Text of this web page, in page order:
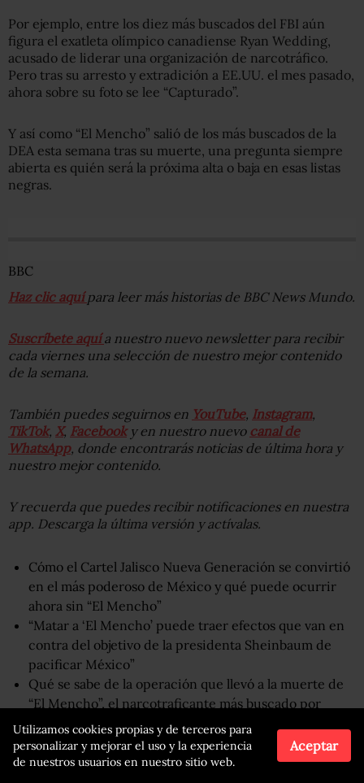
Por ejemplo, entre los diez más buscados del FBI aún
figura el exatleta olímpico canadiense Ryan Wedding,
acusado de liderar una organización de narcotráfico.
Pero tras su arresto y extradición a EE.UU. el mes pasado,
ahora sobre su foto se lee “Capturado”.
Y así como “El Mencho” salió de los más buscados de la
DEA esta semana tras su muerte, una pregunta siempre
abierta es quién será la próxima alta o baja en esas listas
negras.
BBC
Haz clic aquípara leer más historias de BBC News Mundo.
Suscríbete aquía nuestro nuevo newsletter para recibir
cada viernes una selección de nuestro mejor contenido
de la semana.
También puedes seguirnos en YouTube, Instagram,
TikTok, X, Facebooky en nuestro nuevo canal de
WhatsApp, donde encontrarás noticias de última hora y
nuestro mejor contenido.
Y recuerda que puedes recibir notificaciones en nuestra
app. Descarga la última versión y actívalas.
Cómo el Cartel Jalisco Nueva Generación se convirtió
en el más poderoso de México y qué puede ocurrir
ahora sin “El Mencho”
“Matar a ‘El Mencho’ puede traer efectos que van en
contra del objetivo de la presidenta Sheinbaum de
pacificar México”
Qué se sabe de la operación que llevó a la muerte de
“El Mencho”, el narcotraficante más buscado por
México y EE.UU.
Utilizamos cookies propias y de terceros para
personalizar y mejorar el uso y la experiencia
de nuestros usuarios en nuestro sitio web.
Aceptar